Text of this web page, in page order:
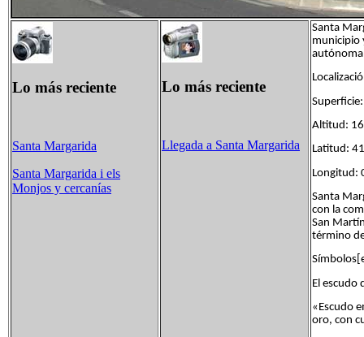
Lo más reciente
Santa Margarida
Santa Margarida i els
Monjos y cercanías
Lo más reciente
Llegada a Santa Margarida
Santa
municipio
autónoma
Altitud:
Latitud:
Longitud:
Santa
con la
San
término
El escudo
«Escudo
oro, con